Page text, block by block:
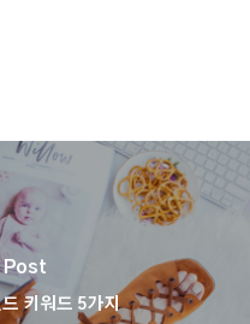
Post
키워드 5가지